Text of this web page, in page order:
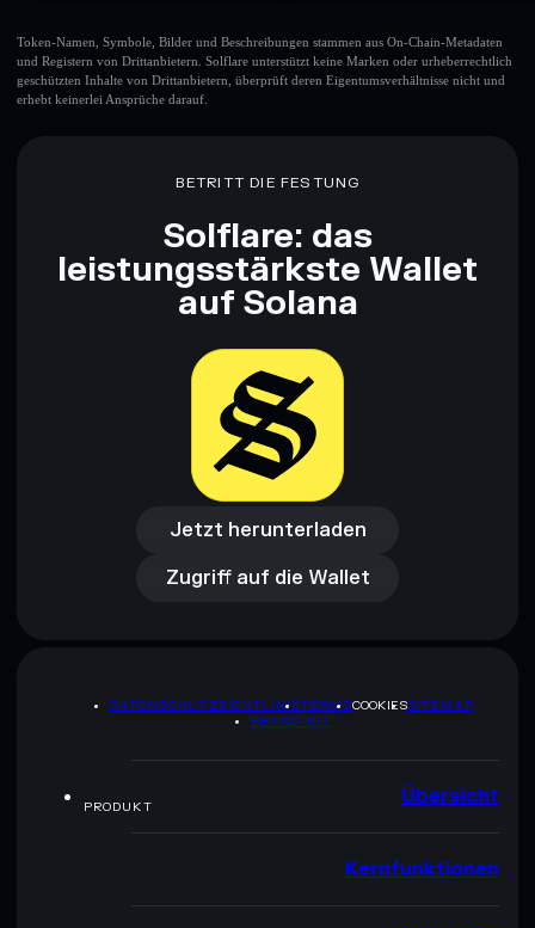
Token-Namen, Symbole, Bilder und Beschreibungen stammen aus On-Chain-Metadaten
und Registern von Drittanbietern. Solflare unterstützt keine Marken oder urheberrechtlich
geschützten Inhalte von Drittanbietern, überprüft deren Eigentumsverhältnisse nicht und
erhebt keinerlei Ansprüche darauf.
BETRITT DIE FESTUNG
Solflare: das
leistungsstärkste Wallet
auf Solana
Jetzt herunterladen
Jetzt herunterladen
Zugriff auf die Wallet
Zugriff auf die Wallet
DATENSCHUTZRICHTLINIETERMSCOOKIESSITEMAP
BRAND-KIT
PRODUKT Übersicht
Kernfunktionen